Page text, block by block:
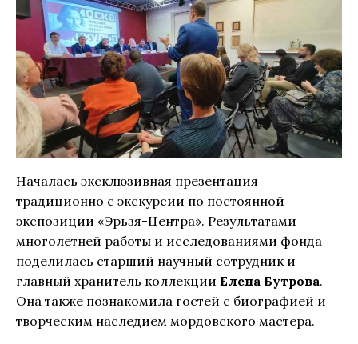
Началась эксклюзивная презентация
традиционно с экскурсии по постоянной
экспозиции «Эрьзя-Центра». Результатами
многолетней работы и исследованиями фонда
поделилась старший научный сотрудник и
главный хранитель коллекции Елена Бутрова.
Она также познакомила гостей с биографией и
творческим наследием мордовского мастера.